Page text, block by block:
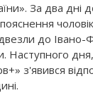
За два
до Івано-
Наступного
з'явився